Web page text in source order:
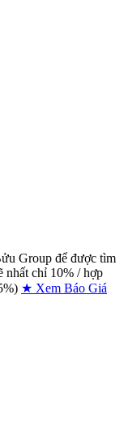
Group để được tìm
nhất chỉ 10% / hợp
★ Xem Báo Giá